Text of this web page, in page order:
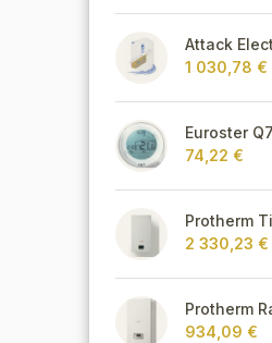
1 030,78 €
Euroster Q7
74,22 €
2 330,23 €
Protherm
934,09 €